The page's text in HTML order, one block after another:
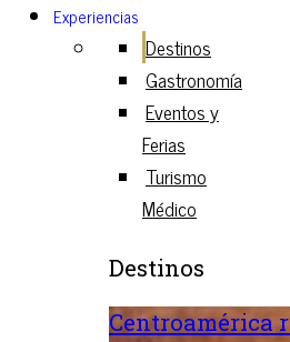
Experiencias
Destinos
Gastronomía
Eventos y
Ferias
Turismo
Médico
Destinos
Centroamérica